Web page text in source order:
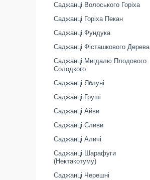
Саджанці Волоського Горіха
Саджанці Горіха Пекан
Саджанці Фундука
Саджанці Фісташкового Дерева
Саджанці Мигдалю Плодового
Солодкого
Саджанці Яблуні
Саджанці Груші
Саджанці Айви
Саджанці Сливи
Саджанці Аличі
Саджанці Шарафуги
(Нектакотуму)
Саджанці Черешні